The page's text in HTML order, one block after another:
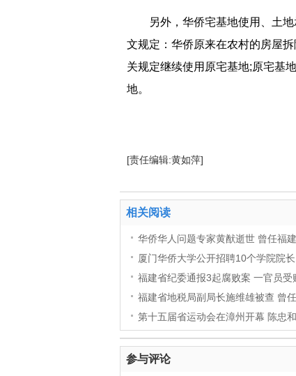
另外，华侨宅基地使用、土
文规定：华侨原来在农村的房屋
关规定继续使用原宅基地;原宅基
地。
[责任编辑:黄如萍]
相关阅读
华侨华人问题专家黄猷逝世 曾任福
厦门华侨大学公开招聘10个学院院
福建省纪委通报3起腐败案 一官员受
福建省地税局副局长施维雄被查 曾
第十五届省运动会在漳州开幕 陈忠
参与评论